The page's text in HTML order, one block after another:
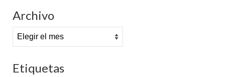
Archivo
Archivo
Etiquetas